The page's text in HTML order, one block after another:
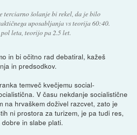
terciarno šolanje bi rekel, da je bilo
uposabljanja vs teorija 60:40.
leta, teorijo pa 2.5 let.
in bi očitno rad debatiral, kažeš
in predsodkov.
temveč kvečjemu social-
V času nekdanje socialistične
na hrvaškem doživel razcvet, zato je
ni prostora za turizem, je pa tudi res,
in slabe plati.